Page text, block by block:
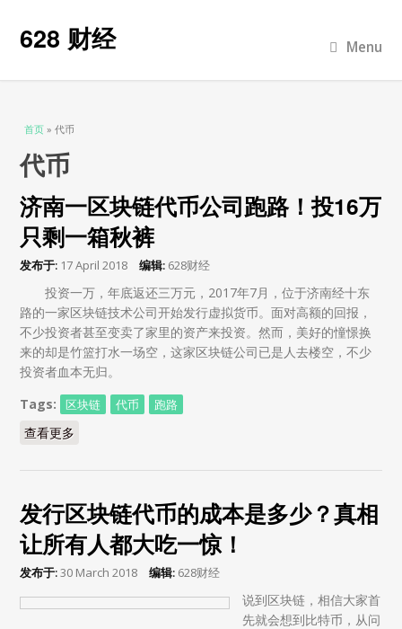
628 财经 Menu
当前位置
首页 » 代币
代币
济南一区块链代币公司跑路！投16万
只剩一箱秋裤
发布于: 17 April 2018 编辑: 628财经
投资一万，年底返还三万元，2017年7月，位于济南经十东
路的一家区块链技术公司开始发行虚拟货币。面对高额的回报，
不少投资者甚至变卖了家里的资产来投资。然而，美好的憧憬换
来的却是竹篮打水一场空，这家区块链公司已是人去楼空，不少
投资者血本无归。
Tags:
区块链 代币 跑路
查看更多
发行区块链代币的成本是多少？真相
让所有人都大吃一惊！
发布于:30 March 2018 编辑: 628财经
说到区块链，相信大家首
先就会想到比特币，从问